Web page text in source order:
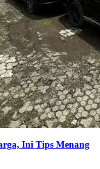
Ini Tips Menang